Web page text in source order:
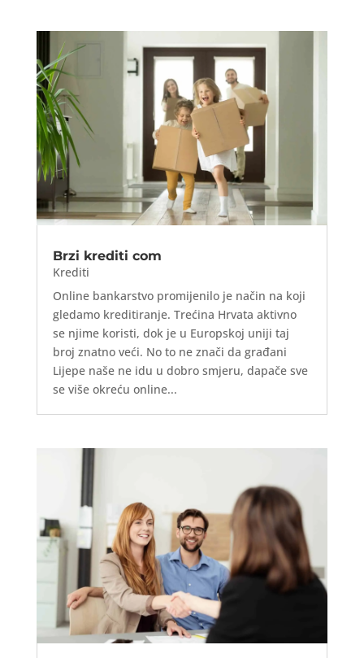
Brzi krediti com
Krediti
Online bankarstvo promijenilo je način na koji
gledamo kreditiranje. Trećina Hrvata aktivno
se njime koristi, dok je u Europskoj uniji taj
broj znatno veći. No to ne znači da građani
Lijepe naše ne idu u dobro smjeru, dapače sve
se više okreću online...